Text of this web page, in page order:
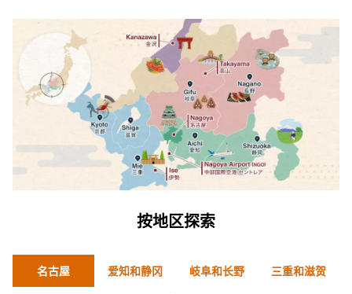
按地区探索
名古屋 爱知和静冈 岐阜和长野 三重和滋贺